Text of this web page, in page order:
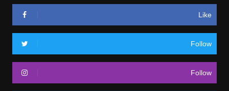
Like
Follow
Follow